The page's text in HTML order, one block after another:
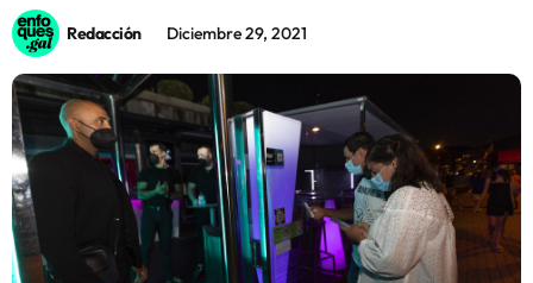
Escenarios
Sostenibilidad
Innova
Redacción Diciembre 29, 2021